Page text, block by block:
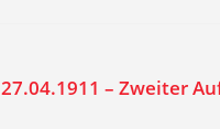
27.04.1911 – Zweiter